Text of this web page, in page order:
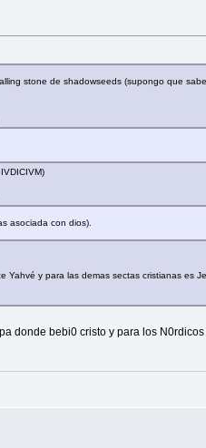
stone de shadowseeds (supongo que
asociada con dios).
y para las demas sectas cristianas es
donde bebi0 cristo y para los